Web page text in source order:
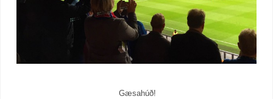
Gæsahúð!